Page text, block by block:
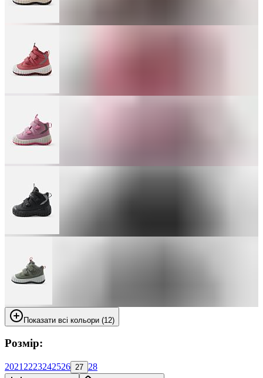
Показати всі кольори (12)
Розмір:
2021 2223242526 27 28